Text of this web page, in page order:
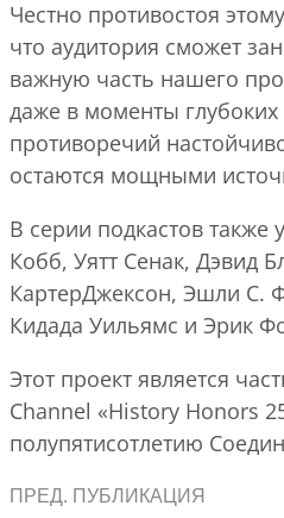
Честно противостоя
что аудитория сможет
важную часть нашего
даже в моменты глубоких
противоречий
остаются мощными
В серии подкастов также
Кобб, Уятт Сенак, Дэвид
КартерДжексон, Эшли С.
Кидада Уильямс и Эрик
Этот проект является
Channel «History Honors
полупятисотлетию
ПРЕД. ПУБЛИКАЦИЯ